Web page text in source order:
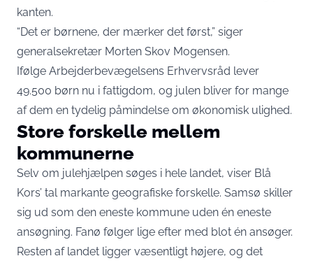
kanten.
“Det er børnene, der mærker det først,” siger
generalsekretær Morten Skov Mogensen.
Ifølge Arbejderbevægelsens Erhvervsråd lever
49.500 børn nu i fattigdom, og julen bliver for mange
af dem en tydelig påmindelse om økonomisk ulighed.
Store forskelle mellem
kommunerne
Selv om julehjælpen søges i hele landet, viser Blå
Kors’ tal markante geografiske forskelle. Samsø skiller
sig ud som den eneste kommune uden én eneste
ansøgning. Fanø følger lige efter med blot én ansøger.
Resten af landet ligger væsentligt højere, og det